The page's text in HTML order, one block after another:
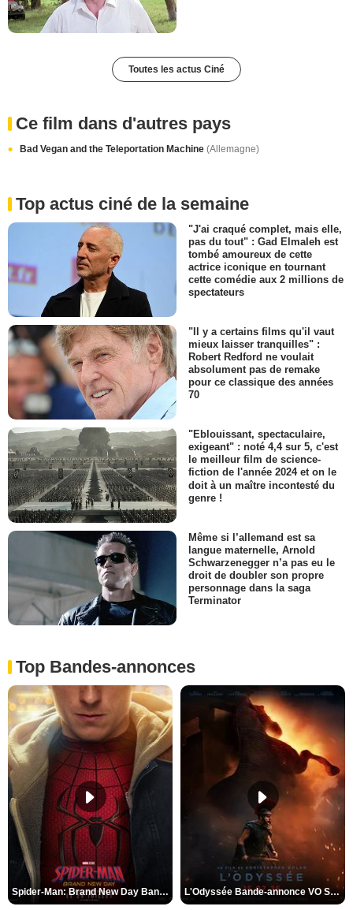
Toutes les actus Ciné
Ce film dans d'autres pays
Bad Vegan and the Teleportation Machine (Allemagne)
Top actus ciné de la semaine
"J'ai craqué complet, mais elle,
pas du tout" : Gad Elmaleh est
tombé amoureux de cette
actrice iconique en tournant
cette comédie aux 2 millions de
spectateurs
"Il y a certains films qu'il vaut
mieux laisser tranquilles" :
Robert Redford ne voulait
absolument pas de remake
pour ce classique des années
70
"Eblouissant, spectaculaire,
exigeant" : noté 4,4 sur 5, c'est
le meilleur film de science-
fiction de l'année 2024 et on le
doit à un maître incontesté du
genre !
Même si l’allemand est sa
langue maternelle, Arnold
Schwarzenegger n’a pas eu le
droit de doubler son propre
personnage dans la saga
Terminator
Top Bandes-annonces
Spider-Man: Brand New Day Bande-annonce VO STFR L'Odyssée Bande-annonce VO STFR